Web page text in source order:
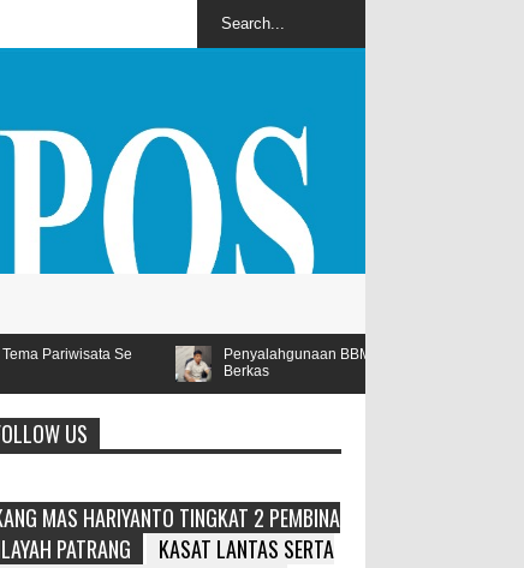
Penyalahgunaan BBM Subsidi Tegal Besar Masuk Tahap
US
MAS HARIYANTO TINGKAT 2 PEMBINA
PATRANG
KASAT LANTAS SERTA